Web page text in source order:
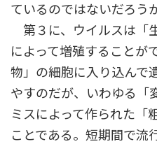
ているのではないだろうか
第３に、ウイルスは「
によって増殖することが
物」の細胞に入り込んで
やすのだが、いわゆる「
ミスによって作られた「
ことである。短期間で流